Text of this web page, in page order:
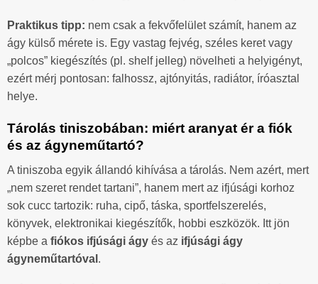
Praktikus tipp: nem csak a fekvőfelület számít, hanem az
ágy külső mérete is. Egy vastag fejvég, széles keret vagy
„polcos” kiegészítés (pl. shelf jelleg) növelheti a helyigényt,
ezért mérj pontosan: falhossz, ajtónyitás, radiátor, íróasztal
helye.
Tárolás tiniszobában: miért aranyat ér a fiók
és az ágyneműtartó?
A tiniszoba egyik állandó kihívása a tárolás. Nem azért, mert
„nem szeret rendet tartani”, hanem mert az ifjúsági korhoz
sok cucc tartozik: ruha, cipő, táska, sportfelszerelés,
könyvek, elektronikai kiegészítők, hobbi eszközök. Itt jön
képbe a fiókos ifjúsági ágy és az ifjúsági ágy
ágyneműtartóval .